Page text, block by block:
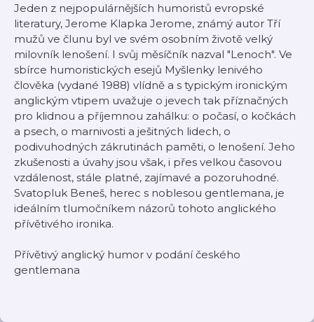
Jeden z nejpopulárnějších humoristů evropské
literatury, Jerome Klapka Jerome, známý autor Tří
mužů ve člunu byl ve svém osobním životě velký
milovník lenošení. I svůj měsíčník nazval "Lenoch". Ve
sbírce humoristických esejů Myšlenky lenivého
člověka (vydané 1988) vlídně a s typickým ironickým
anglickým vtipem uvažuje o jevech tak příznačných
pro klidnou a příjemnou zahálku: o počasí, o kočkách
a psech, o marnivosti a ješitných lidech, o
podivuhodných zákrutinách paměti, o lenošení. Jeho
zkušenosti a úvahy jsou však, i přes velkou časovou
vzdálenost, stále platné, zajímavé a pozoruhodné.
Svatopluk Beneš, herec s noblesou gentlemana, je
ideálním tlumočníkem názorů tohoto anglického
přívětivého ironika.
Přívětivý anglický humor v podání českého
gentlemana